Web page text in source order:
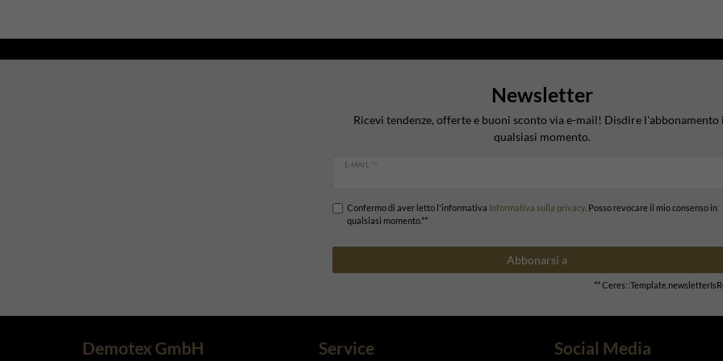
Newsletter
Ricevi tendenze, offerte e buoni sconto via e-mail! Disdire l'abbonamento
qualsiasi momento.
E-MAIL **
Confermo di aver letto l'informativa Informativa sulla privacy. Posso revocare il mio consenso in
qualsiasi momento.**
Abbonarsi a
**
Demotex GmbH Service Social Media